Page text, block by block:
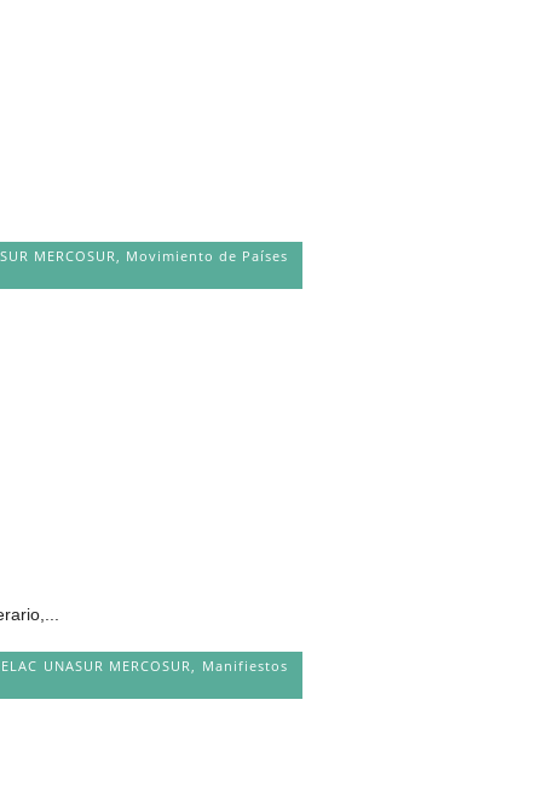
MERCOSUR, Movimiento de Países
UNASUR MERCOSUR, Manifiestos